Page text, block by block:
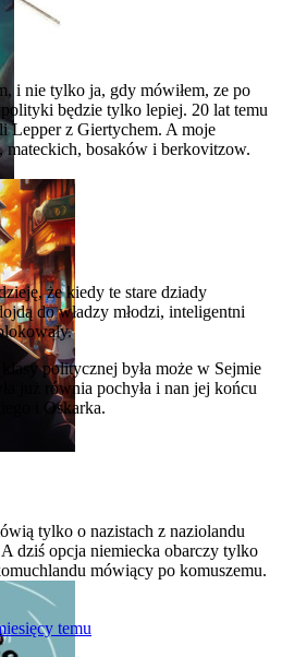
i nie tylko ja, gdy mówiłem, ze po
będzie tylko lepiej. 20 lat temu
Lepper z Giertychem. A moje
mateckich, bosaków i berkovitzow.
że kiedy te stare dziady
do władzy młodzi, inteligentni
politycznej była może w Sejmie
już równia pochyła i nan jej końcu
i Oskarka.
tylko o nazistach z naziolandu
dziś opcja niemiecka obarczy tylko
mówiący po komuszemu.
temu